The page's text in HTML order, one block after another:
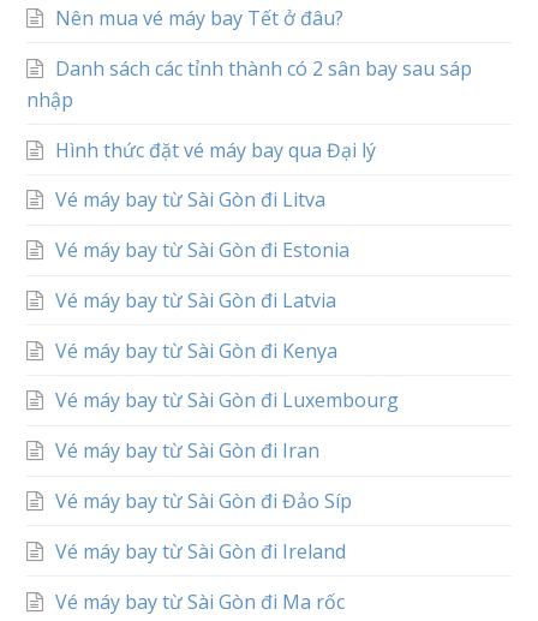
Nên mua vé máy bay Tết ở đâu?
Danh sách các tỉnh thành có 2 sân bay sau sáp
nhập
Hình thức đặt vé máy bay qua Đại lý
Vé máy bay từ Sài Gòn đi Litva
Vé máy bay từ Sài Gòn đi Estonia
Vé máy bay từ Sài Gòn đi Latvia
Vé máy bay từ Sài Gòn đi Kenya
Vé máy bay từ Sài Gòn đi Luxembourg
Vé máy bay từ Sài Gòn đi Iran
Vé máy bay từ Sài Gòn đi Đảo Síp
Vé máy bay từ Sài Gòn đi Ireland
Vé máy bay từ Sài Gòn đi Ma rốc